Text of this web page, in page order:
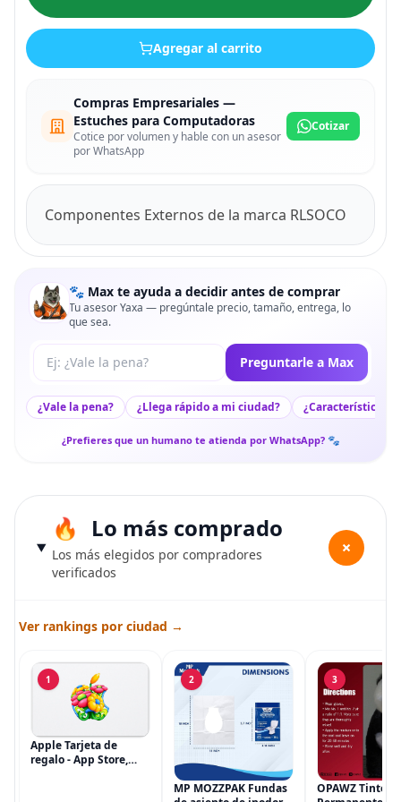
Agregar al carrito
Compras Empresariales —
Estuches para Computadoras
Cotice por volumen y hable con un asesor
por WhatsApp
Cotizar
Componentes Externos de la marca RLSOCO
🐾 Max te ayuda a decidir antes de comprar
Tu asesor Yaxa — pregúntale precio, tamaño, entrega, lo
que sea.
Tu pregunta a Max Preguntarle a Max
¿Vale la pena? ¿Llega rápido a mi ciudad? ¿Características
¿Prefieres que un humano te atienda por WhatsApp? 🐾
Lo más comprado
Los más elegidos por compradores
verificados
+
Ver rankings por ciudad →
1
Apple Tarjeta de
regalo - App Store,
2
MP MOZZPAK Fundas
3
OPAWZ Tinte